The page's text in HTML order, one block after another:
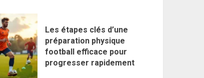
Les étapes clés d’une
préparation physique
football efficace pour
progresser rapidement